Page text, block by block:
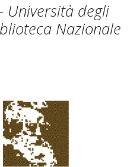
Università degli
Nazionale